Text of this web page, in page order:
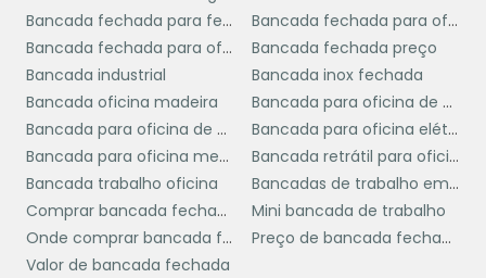
termos de durabilidade e funcionalidade.
COMO ESCOLHER O
FORNECEDOR IDEAL
Escolher o fornecedor ideal para adquirir uma
bancada fechada
é um passo crucial que
pode impactar diretamente na qualidade do
produto e na satisfação do cliente. Existem
alguns critérios importantes a serem
Bancada fechada para ferramenta
Bancada fechada para oficina
Bancada fechada para oficina preço
Bancada fechada preço
Bancada industrial
Bancada inox fechada
Bancada oficina madeira
Bancada para oficina de madeira
Bancada para oficina de moto
Bancada para oficina elétrica
Bancada para oficina mecânica
Bancada retrátil para oficina
Bancada trabalho oficina
Bancadas de trabalho em madeira
Comprar bancada fechada
Mini bancada de trabalho
Onde comprar bancada fechada
Preço de bancada fechada
Valor de bancada fechada